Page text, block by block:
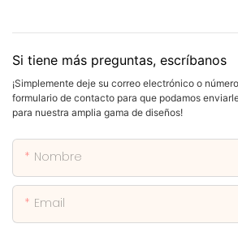
Si tiene más preguntas, escríbanos
¡Simplemente deje su correo electrónico o
formulario de contacto para que podamos
para nuestra amplia gama de diseños!
Nombre
Email